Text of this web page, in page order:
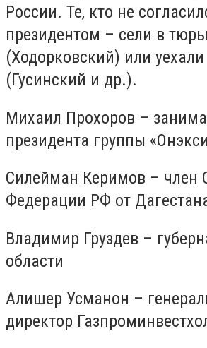
России. Те, кто не
президентом – сели в
(Ходорковский) или
(Гусинский и др.).
Михаил Прохоров –
президента группы
Силейман Керимов – член
Федерации РФ от
Владимир Груздев –
области
Алишер Усманон –
директор